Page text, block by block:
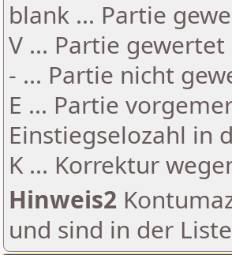
blank ... Partie
V ... Partie
- ... Partie nicht
E ... Partie
Einstiegselozahl in
K ... Korrektur
Hinweis2
und sind in der